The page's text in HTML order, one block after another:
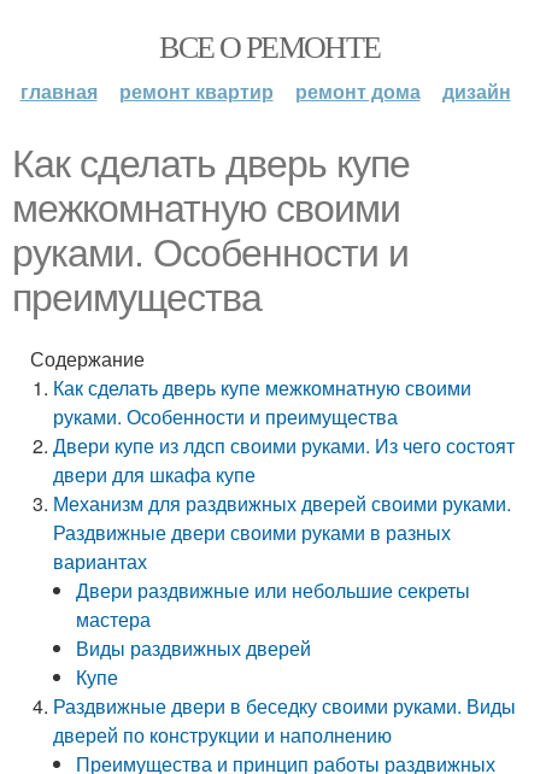
ВСЕ О РЕМОНТЕ
главная ремонт квартир ремонт дома дизайн
Как сделать дверь купе
межкомнатную своими
руками. Особенности и
преимущества
Содержание
Как сделать дверь купе межкомнатную своими
руками. Особенности и преимущества
Двери купе из лдсп своими руками. Из чего состоят
двери для шкафа купе
Механизм для раздвижных дверей своими руками.
Раздвижные двери своими руками в разных
вариантах
Двери раздвижные или небольшие секреты
мастера
Виды раздвижных дверей
Купе
Раздвижные двери в беседку своими руками. Виды
дверей по конструкции и наполнению
Преимущества и принцип работы раздвижных